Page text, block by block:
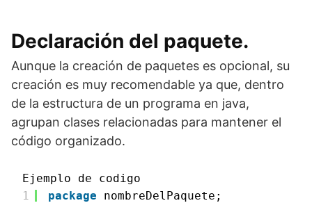
Declaración del paquete.
Aunque la creación de paquetes es opcional, su
creación es muy recomendable ya que, dentro
de la estructura de un programa en java,
agrupan clases relacionadas para mantener el
código organizado.
Ejemplo de codigo
1
package nombreDelPaquete;